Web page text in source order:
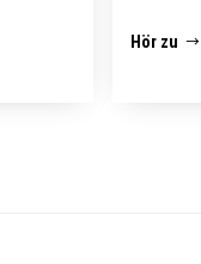
Hör zu